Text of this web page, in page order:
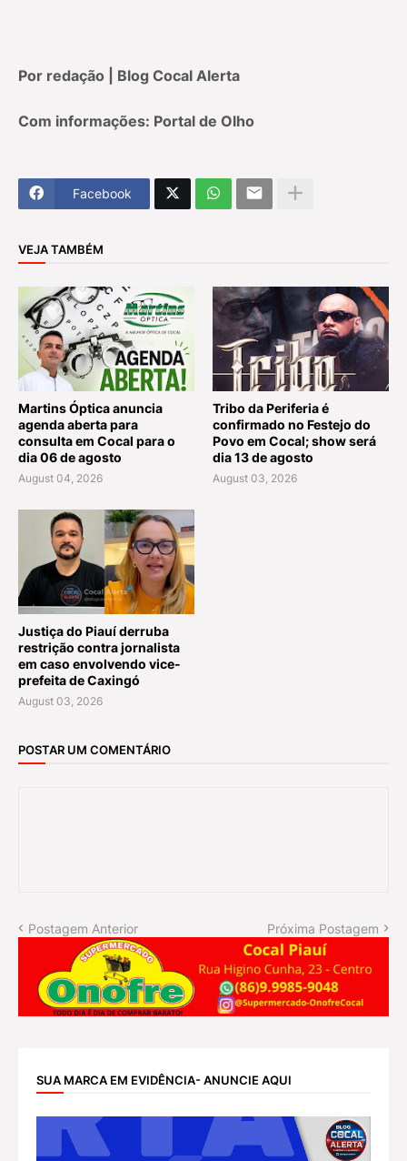
Por redação | Blog Cocal Alerta
Com informações: Portal de Olho
Facebook
VEJA TAMBÉM
Martins Óptica anuncia
agenda aberta para
consulta em Cocal para o
dia 06 de agosto
August 04, 2026
Tribo da Periferia é
confirmado no Festejo do
Povo em Cocal; show será
dia 13 de agosto
August 03, 2026
Justiça do Piauí derruba
restrição contra jornalista
em caso envolvendo vice-
prefeita de Caxingó
August 03, 2026
POSTAR UM COMENTÁRIO
Postagem Anterior Próxima Postagem
SUA MARCA EM EVIDÊNCIA- ANUNCIE AQUI